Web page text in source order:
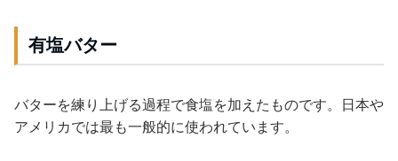
有塩バター
バターを練り上げる過程で食塩を加えたものです。日本や
アメリカでは最も一般的に使われています。